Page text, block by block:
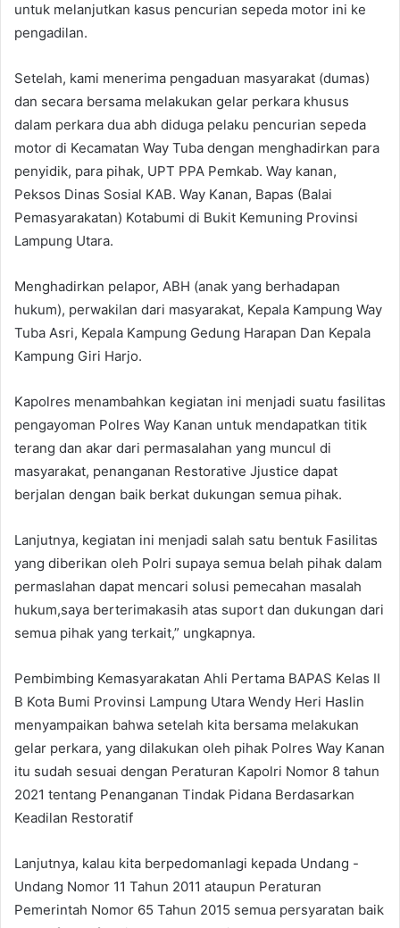
untuk melanjutkan kasus pencurian sepeda motor ini ke
pengadilan.
Setelah, kami menerima pengaduan masyarakat (dumas)
dan secara bersama melakukan gelar perkara khusus
dalam perkara dua abh diduga pelaku pencurian sepeda
motor di Kecamatan Way Tuba dengan menghadirkan para
penyidik, para pihak, UPT PPA Pemkab. Way kanan,
Peksos Dinas Sosial KAB. Way Kanan, Bapas (Balai
Pemasyarakatan) Kotabumi di Bukit Kemuning Provinsi
Lampung Utara.
Menghadirkan pelapor, ABH (anak yang berhadapan
hukum), perwakilan dari masyarakat, Kepala Kampung Way
Tuba Asri, Kepala Kampung Gedung Harapan Dan Kepala
Kampung Giri Harjo.
Kapolres menambahkan kegiatan ini menjadi suatu fasilitas
pengayoman Polres Way Kanan untuk mendapatkan titik
terang dan akar dari permasalahan yang muncul di
masyarakat, penanganan Restorative Jjustice dapat
berjalan dengan baik berkat dukungan semua pihak.
Lanjutnya, kegiatan ini menjadi salah satu bentuk Fasilitas
yang diberikan oleh Polri supaya semua belah pihak dalam
permaslahan dapat mencari solusi pemecahan masalah
hukum,saya berterimakasih atas suport dan dukungan dari
semua pihak yang terkait,” ungkapnya.
Pembimbing Kemasyarakatan Ahli Pertama BAPAS Kelas II
B Kota Bumi Provinsi Lampung Utara Wendy Heri Haslin
menyampaikan bahwa setelah kita bersama melakukan
gelar perkara, yang dilakukan oleh pihak Polres Way Kanan
itu sudah sesuai dengan Peraturan Kapolri Nomor 8 tahun
2021 tentang Penanganan Tindak Pidana Berdasarkan
Keadilan Restoratif
Lanjutnya, kalau kita berpedomanlagi kepada Undang -
Undang Nomor 11 Tahun 2011 ataupun Peraturan
Pemerintah Nomor 65 Tahun 2015 semua persyaratan baik